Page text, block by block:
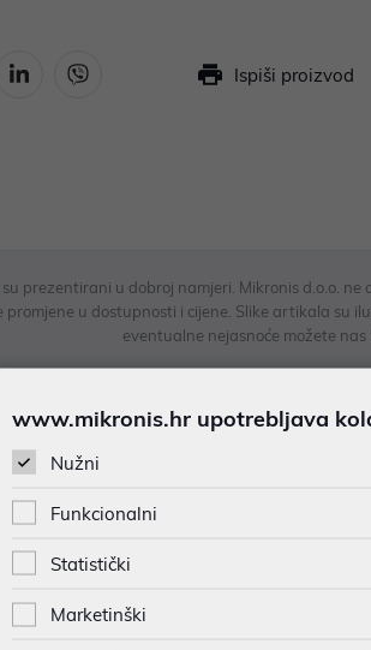
Ispiši proizvod
prezentirani u dobroj namjeri. Mikronis d.o.o.
promjene u dostupnosti i cijene. Slike artikala su
eventualne nejasnoće možete
Opis
• The bag for Laptops up to 13.3-
for a Tablet up to 10.5" • Two zipped
www.mikronis.hr upotrebljava
Nužni
Funkcionalni
Statistički
Marketinški